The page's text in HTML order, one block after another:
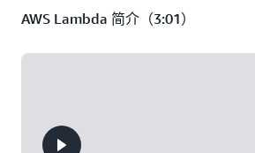
AWS Lambda 简介（3:01）